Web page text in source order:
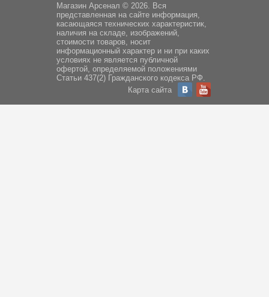
Магазин Арсенал © 2026. Вся
представленная на сайте информация,
касающаяся технических характеристик,
наличия на складе, изображений,
стоимости товаров, носит
информационный характер и ни при каких
условиях не является публичной
офертой, определяемой положениями
Статьи 437(2) Гражданского кодекса РФ.
Карта сайта